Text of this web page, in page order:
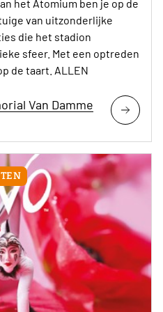
het Atomium ben je op de
van uitzonderlijke
die het stadion
sfeer. Met een optreden
de taart. ALLEN
Van Damme